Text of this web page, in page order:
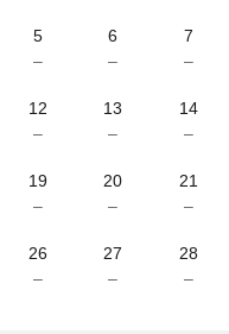
5
–
6
–
7
–
12
–
13
–
14
–
19
–
20
–
21
–
26
–
27
–
28
–